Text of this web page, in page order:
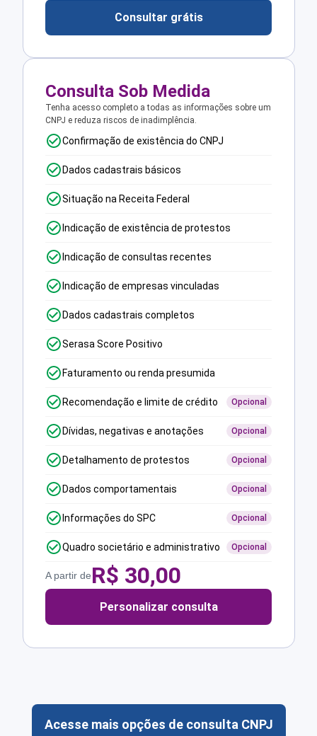
Consultar grátis
Consulta Sob Medida
Tenha acesso completo a todas as informações sobre um
CNPJ e reduza riscos de inadimplência.
Confirmação de existência do CNPJ
Dados cadastrais básicos
Situação na Receita Federal
Indicação de existência de protestos
Indicação de consultas recentes
Indicação de empresas vinculadas
Dados cadastrais completos
Serasa Score Positivo
Faturamento ou renda presumida
Recomendação e limite de crédito Opcional
Dívidas, negativas e anotações Opcional
Detalhamento de protestos Opcional
Dados comportamentais Opcional
Informações do SPC Opcional
Quadro societário e administrativo Opcional
A partir deR$ 30,00
Personalizar consulta
Acesse mais opções de consulta CNPJ